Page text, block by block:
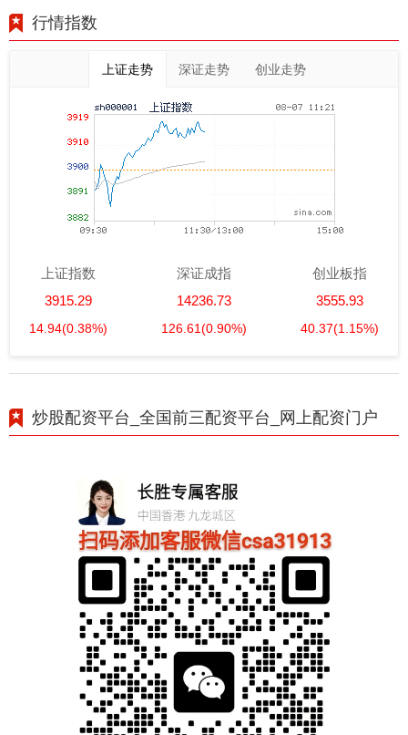
行情指数
上证走势 深证走势 创业走势
上证指数
3915.29
14.94(0.38%)
深证成指
14236.73
126.61(0.90%)
创业板指
3555.93
40.37(1.15%)
炒股配资平台_全国前三配资平台_网上配资门户